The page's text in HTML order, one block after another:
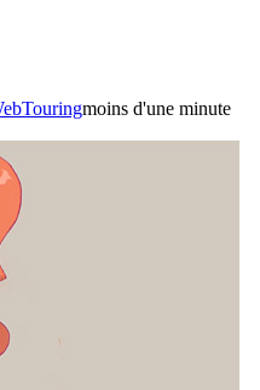
moins d'une minute